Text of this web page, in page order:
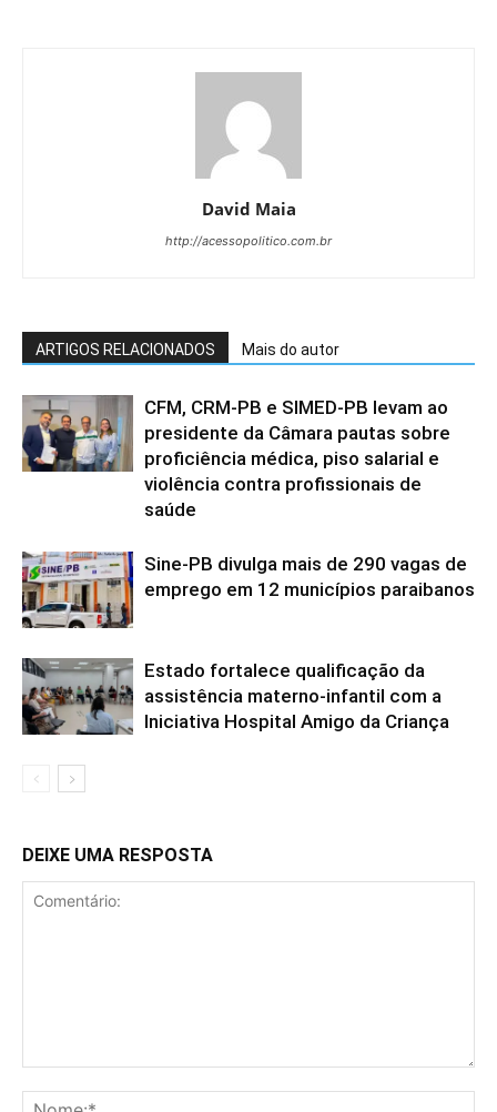
David Maia
http://acessopolitico.com.br
ARTIGOS RELACIONADOS Mais do autor
CFM, CRM-PB e SIMED-PB levam ao
presidente da Câmara pautas sobre
proficiência médica, piso salarial e
violência contra profissionais de
saúde
Sine-PB divulga mais de 290 vagas de
emprego em 12 municípios paraibanos
Estado fortalece qualificação da
assistência materno-infantil com a
Iniciativa Hospital Amigo da Criança
DEIXE UMA RESPOSTA